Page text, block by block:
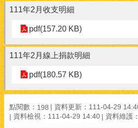
111年2月收支明細
pdf(157.20 KB)
111年2月線上捐款明細
pdf(180.57 KB)
點閱數： 198
資料更新：111-04-29
資料檢視：111-04-29 14:40
資料維護